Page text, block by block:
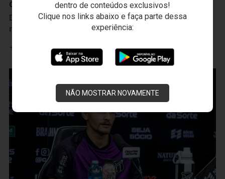
dentro de conteúdos exclusivos!
Clique nos links abaixo e faça parte dessa
experiência:
NÃO MOSTRAR NOVAMENTE
Ceará Sporting Club
Decisivo contra a Ponte Preta, Lucca celebra gol e
mira mais vitórias: “Vamos para cima”
Leia mais